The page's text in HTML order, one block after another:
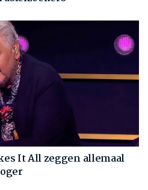
It All zeggen allemaal